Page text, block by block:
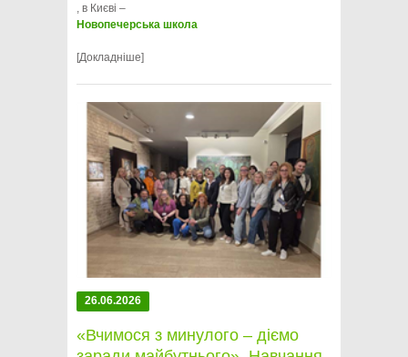
, в Києві –
Новопечерська школа
[Докладніше]
26.06.2026
«Вчимося з минулого – діємо